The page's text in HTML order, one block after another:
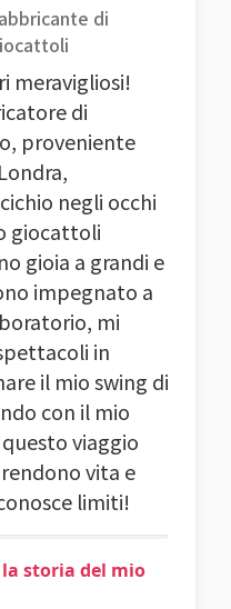
di
meravigliosi!
di
proveniente
negli occhi
giocattoli
gioia a grandi e
impegnato a
mi
in
il mio swing di
con il mio
viaggio
vita e
limiti!
storia del mio